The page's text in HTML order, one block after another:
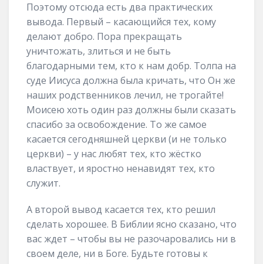
Поэтому отсюда есть два практических
вывода. Первый – касающийся тех, кому
делают добро. Пора прекращать
уничтожать, злиться и не быть
благодарными тем, кто к нам добр. Толпа на
суде Иисуса должна была кричать, что Он же
наших родственников лечил, не трогайте!
Моисею хоть один раз должны были сказать
спасибо за освобождение. То же самое
касается сегодняшней церкви (и не только
церкви) – у нас любят тех, кто жёстко
властвует, и яростно ненавидят тех, кто
служит.
А второй вывод касается тех, кто решил
сделать хорошее. В Библии ясно сказано, что
вас ждет – чтобы вы не разочаровались ни в
своем деле, ни в Боге. Будьте готовы к